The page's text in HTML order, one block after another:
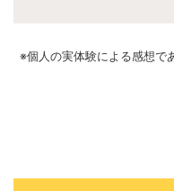
※個人の実体験による感想で